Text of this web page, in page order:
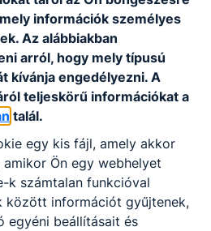
információk személyes
Az alábbiakban
arról, hogy mely típusú
kívánja engedélyezni. A
teljeskörű információkat a
talál.
egy kis fájl, amely akkor
Ön egy webhelyet
k számtalan funkcióval
között információt gyűjtenek,
egyéni beállításait és